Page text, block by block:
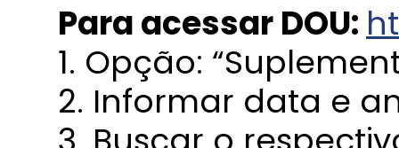
Para acessar DOU:
1. Opção:
2. Informar data e